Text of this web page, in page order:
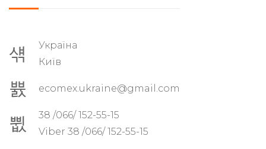
Україна
Київ
ecomex.ukraine@gmail.com
38 /066/ 152-55-15
Viber 38 /066/ 152-55-15